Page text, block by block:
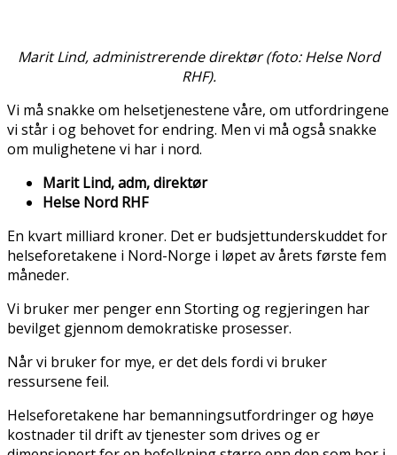
Marit Lind, administrerende direktør (foto: Helse Nord
RHF).
Vi må snakke om helsetjenestene våre, om utfordringene
vi står i og behovet for endring. Men vi må også snakke
om mulighetene vi har i nord.
Marit Lind, adm, direktør
Helse Nord RHF
En kvart milliard kroner. Det er budsjettunderskuddet for
helseforetakene i Nord-Norge i løpet av årets første fem
måneder.
Vi bruker mer penger enn Storting og regjeringen har
bevilget gjennom demokratiske prosesser.
Når vi bruker for mye, er det dels fordi vi bruker
ressursene feil.
Helseforetakene har bemanningsutfordringer og høye
kostnader til drift av tjenester som drives og er